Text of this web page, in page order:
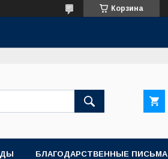
Корзина
БЛАГОДАРСТВЕННЫЕ ПИСЬМА